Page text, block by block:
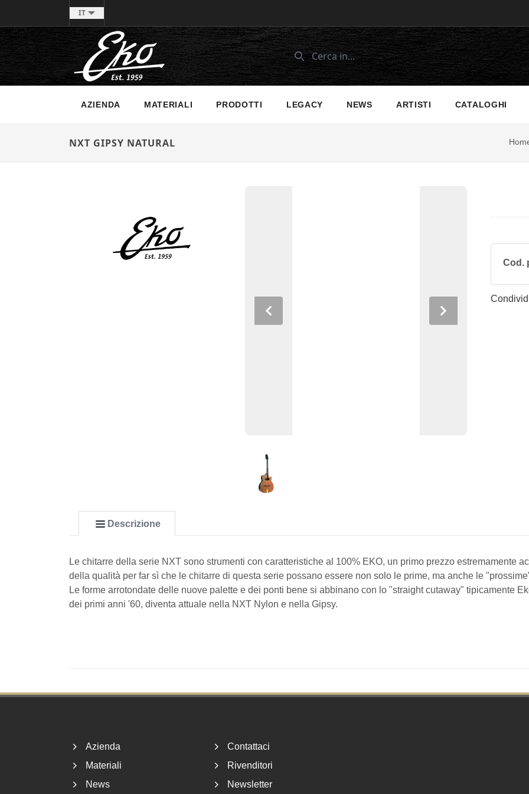
IT
AZIENDA MATERIALI PRODOTTI LEGACY NEWS ARTISTI CATALOGHI
NXT GIPSY NATURAL
Previous Next
Cod.
Descrizione
Le chitarre della serie NXT sono strumenti con caratteristiche al 100% EKO, un primo prezzo estremamente
della qualità per far sì che le chitarre di questa serie possano essere non solo le prime, ma anche le
Le forme arrotondate delle nuove palette e dei ponti bene si abbinano con lo "straight cutaway" tipicamente
dei primi anni '60, diventa attuale nella NXT Nylon e nella Gipsy.
Azienda
Materiali
News
Contattaci
Rivenditori
Newsletter